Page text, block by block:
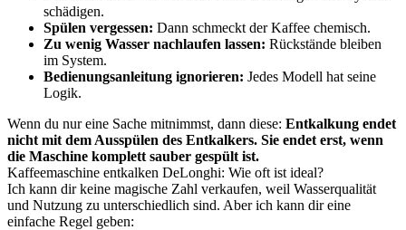
schädigen.
Spülen vergessen: Dann schmeckt der Kaffee chemisch.
Zu wenig Wasser nachlaufen lassen: Rückstände bleiben
im System.
Bedienungsanleitung ignorieren: Jedes Modell hat seine
Logik.
Wenn du nur eine Sache mitnimmst, dann diese: Entkalkung endet
nicht mit dem Ausspülen des Entkalkers. Sie endet erst, wenn
die Maschine komplett sauber gespült ist.
Kaffeemaschine entkalken DeLonghi: Wie oft ist ideal?
Ich kann dir keine magische Zahl verkaufen, weil Wasserqualität
und Nutzung zu unterschiedlich sind. Aber ich kann dir eine
einfache Regel geben: